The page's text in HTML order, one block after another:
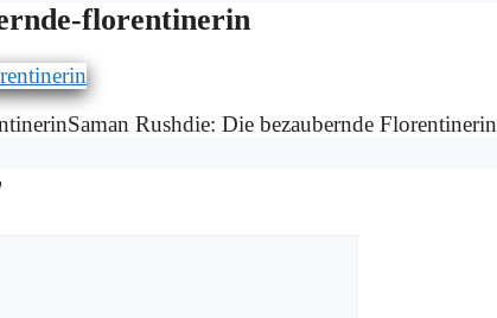
flo­ren­ti­nerin
Rush­die: Die be­zau­bern­de Flo­ren­ti­nerin